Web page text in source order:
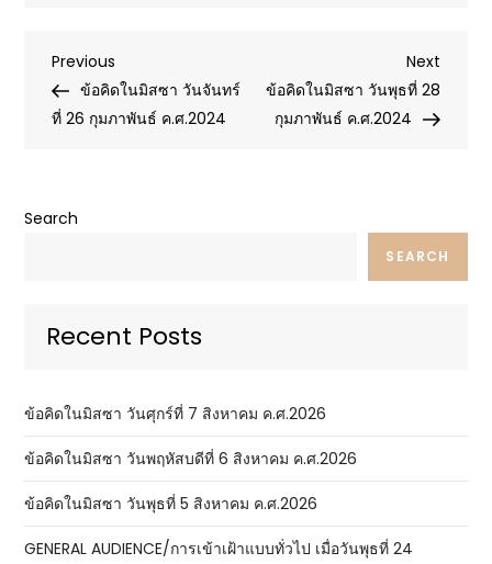
Post
navigation
Previous
Post
Previous
ข้อคิดในมิสซา วันจันทร์
ที่ 26 กุมภาพันธ์ ค.ศ.2024
Next
Post
Next
ข้อคิดในมิสซา วันพุธที่ 28
กุมภาพันธ์ ค.ศ.2024
Search
SEARCH
Recent Posts
ข้อคิดในมิสซา วันศุกร์ที่ 7 สิงหาคม ค.ศ.2026
ข้อคิดในมิสซา วันพฤหัสบดีที่ 6 สิงหาคม ค.ศ.2026
ข้อคิดในมิสซา วันพุธที่ 5 สิงหาคม ค.ศ.2026
GENERAL AUDIENCE/การเข้าเฝ้าแบบทั่วไป เมื่อวันพุธที่ 24